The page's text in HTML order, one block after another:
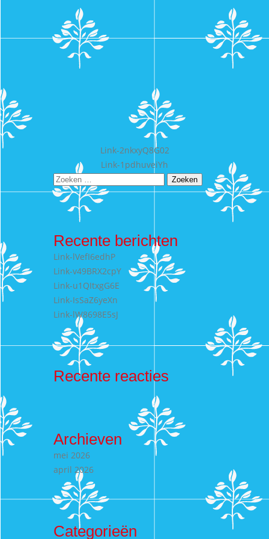
navigatie
Link-2nkxyQ8G02
Link-1pdhuveiYh
Zoeken
naar:
Recente berichten
Link-lVefI6edhP
Link-v49BRX2cpY
Link-u1QItxgG6E
Link-IsSaZ6yeXn
Link-lW8698E5sJ
Recente reacties
Archieven
mei 2026
april 2026
Categorieën